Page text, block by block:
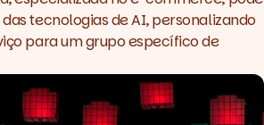
tecnologias de AI, personalizando
para um grupo específico de